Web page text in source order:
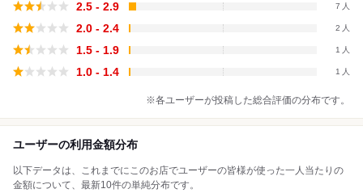
2.5 - 2.9 7
2.0 - 2.4 2
1.5 - 1.9 1
1.0 - 1.4 1
※各ユーザーが投稿した総合評価の分布です。
ユーザーの利用金額分布
以下データは、これまでにこのお店でユーザーの皆様が使った一人当たりの
金額について、最新10件の単純分布です。